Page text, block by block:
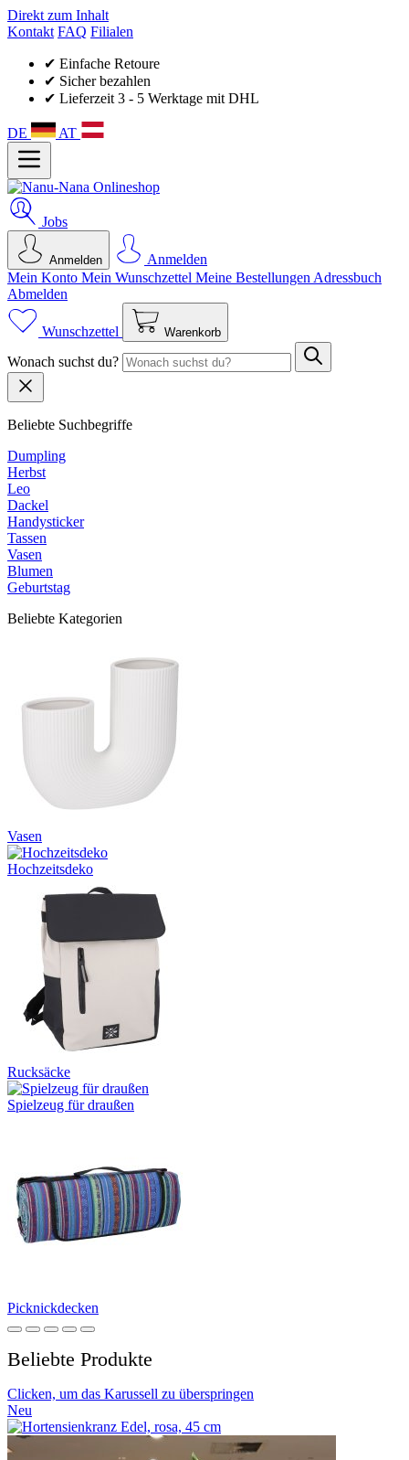
Direkt zum Inhalt
Kontakt FAQ Filialen
✔ Einfache Retoure
✔ Sicher bezahlen
✔ Lieferzeit 3 - 5 Werktage mit DHL
DE AT
Jobs
Anmelden
Anmelden
Mein Konto Mein Wunsch­zettel Meine Bestellungen Adressbuch
Abmelden
Wunschzettel Warenkorb
Wonach suchst du?
Beliebte Suchbegriffe
Dumpling
Herbst
Leo
Dackel
Handysticker
Tassen
Vasen
Blumen
Geburtstag
Beliebte Kategorien
Vasen
Hochzeitsdeko
Rucksäcke
Spielzeug für draußen
Picknickdecken
Beliebte Produkte
Clicken, um das Karussell zu überspringen
Neu